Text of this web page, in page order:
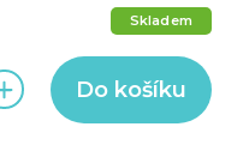
Skladem
Do košíku